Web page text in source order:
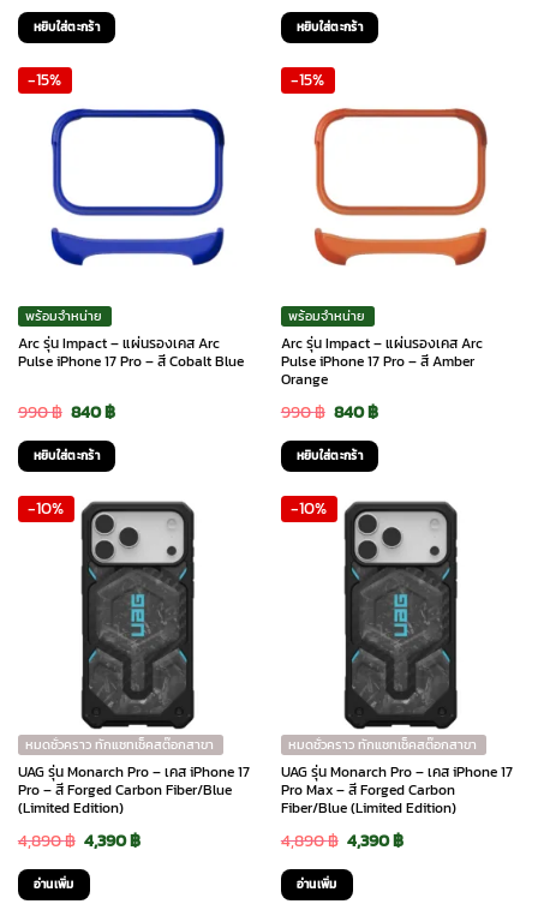
price
was:
price
หยิบใส่ตะกร้า
price
was:
price
หยิบใส่ตะกร้า
-15%
พร้อมจำหน่าย
Arc รุ่น Impact – แผ่นรองเคส Arc
Pulse iPhone 17 Pro – สี Cobalt Blue
990฿ Original
price
was:
990 ฿.
840฿Current
price
840 ฿.
หยิบใส่ตะกร้า
-15%
พร้อมจำหน่าย
Arc รุ่น Impact – แผ่นรองเคส Arc
Pulse iPhone 17 Pro – สี Amber
Orange
990฿ Original
price
was:
990 ฿.
840฿Current
price
840 ฿.
หยิบใส่ตะกร้า
-10%
หมดชั่วคราว ทักแชทเช็คสต๊อกสาขา
UAG รุ่น Monarch Pro – เคส iPhone 17
Pro – สี Forged Carbon Fiber/Blue
(Limited Edition)
4,890฿ Original
price
was:
4,390฿Current
อ่านเพิ่ม
-10%
หมดชั่วคราว ทักแชทเช็คสต๊อกสาขา
UAG รุ่น Monarch Pro – เคส iPhone 17
Pro Max – สี Forged Carbon
Fiber/Blue (Limited Edition)
4,890฿ Original
price
was:
4,390฿Current
อ่านเพิ่ม